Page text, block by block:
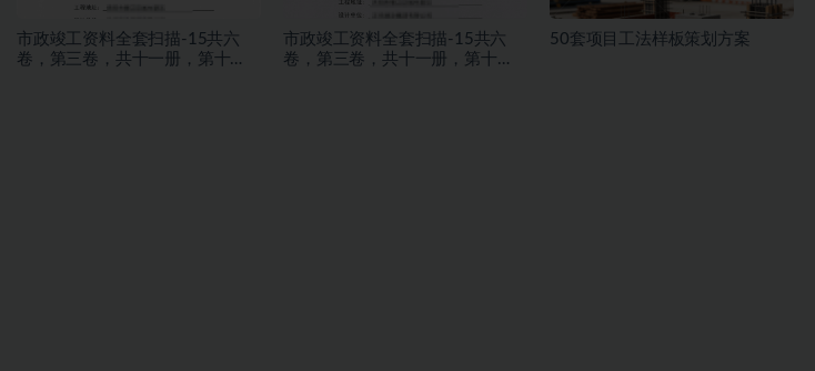
市政竣工资料全套扫描-15共六
卷，第三卷，共十一册，第十
市政竣工资料全套扫描-15共六
卷，第三卷，共十一册，第十
50套项目工法样板策划方案